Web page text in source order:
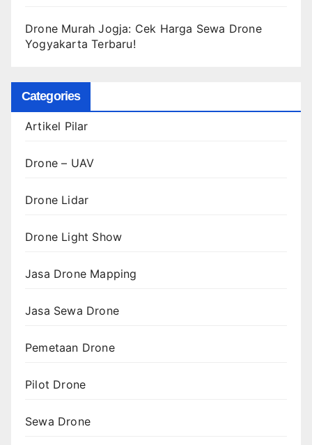
Drone Murah Jogja: Cek Harga Sewa Drone
Yogyakarta Terbaru!
Categories
Artikel Pilar
Drone – UAV
Drone Lidar
Drone Light Show
Jasa Drone Mapping
Jasa Sewa Drone
Pemetaan Drone
Pilot Drone
Sewa Drone